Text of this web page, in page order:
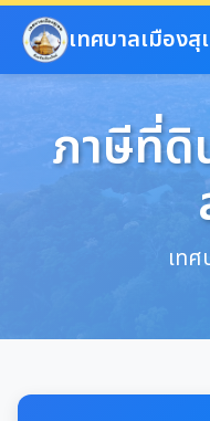
ข้ามไปยังเนื้อหาหลัก
เทศบาลเมืองสุ
ภาษีที่ดิ
เทศ